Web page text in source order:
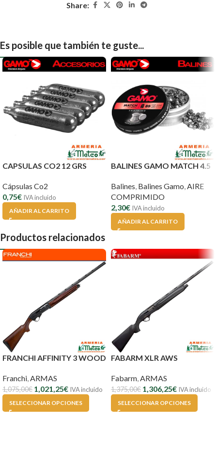
Share:
Es posible que también te guste...
CAPSULAS CO2 12 GRS
Cápsulas Co2
0,75€ IVA incluido
AÑADIR AL CARRITO
BALINES GAMO MATCH 4.5
Balines, Balines Gamo,AIRE
COMPRIMIDO
2,30€ IVA incluido
AÑADIR AL CARRITO
Productos relacionados
FRANCHI AFFINITY 3 WOOD
Franchi,ARMAS
1,075,00€ 1,021,25€ IVA incluido
SELECCIONAR OPCIONES
FABARM XLR AWS
Fabarm,ARMAS
1,375,00€ 1,306,25€ IVA incluido
SELECCIONAR OPCIONES